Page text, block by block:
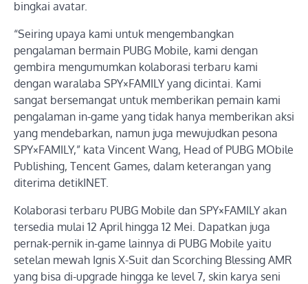
bingkai avatar.
“Seiring upaya kami untuk mengembangkan
pengalaman bermain PUBG Mobile, kami dengan
gembira mengumumkan kolaborasi terbaru kami
dengan waralaba SPY×FAMILY yang dicintai. Kami
sangat bersemangat untuk memberikan pemain kami
pengalaman in-game yang tidak hanya memberikan aksi
yang mendebarkan, namun juga mewujudkan pesona
SPY×FAMILY,” kata Vincent Wang, Head of PUBG MObile
Publishing, Tencent Games, dalam keterangan yang
diterima detikINET.
Kolaborasi terbaru PUBG Mobile dan SPY×FAMILY akan
tersedia mulai 12 April hingga 12 Mei. Dapatkan juga
pernak-pernik in-game lainnya di PUBG Mobile yaitu
setelan mewah Ignis X-Suit dan Scorching Blessing AMR
yang bisa di-upgrade hingga ke level 7, skin karya seni